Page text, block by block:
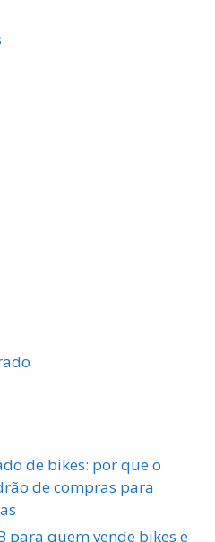
de bikes: por que o
de compras para
para quem vende bikes e